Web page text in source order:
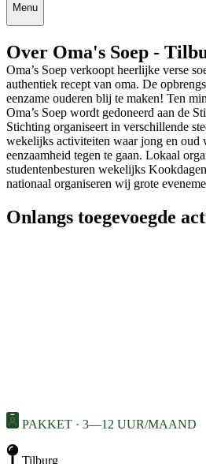
Menu
Over Oma's Soep -
Oma’s Soep verkoopt heerlijke verse
authentiek recept van oma. De
eenzame ouderen blij te maken! Ten
Oma’s Soep wordt gedoneerd aan de
Stichting organiseert in verschillende
wekelijks activiteiten waar jong en oud
eenzaamheid tegen te gaan. Lokaal
studentenbesturen wekelijks
nationaal organiseren wij grote
Onlangs toegevoegde
PAKKET · 3—12 UUR/MAAND
Tilburg